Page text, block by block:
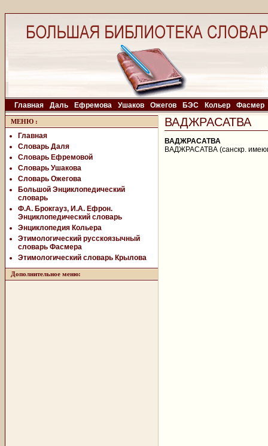
Главная Даль Ефремова Ушаков Ожегов БЭС Кольер Фасмер
МЕНЮ :
Главная
Словарь Даля
Словарь Ефремовой
Словарь Ушакова
Словарь Ожегова
Большой Энциклопедический
словарь
Ф.А. Брокгауз, И.А. Ефрон.
Энциклопедический словарь
Энциклопедия Кольера
Этимологический русскоязычный
словарь Фасмера
Этимологический словарь Крылова
Дополнительное меню:
ВАДЖРАСАТВА
ВАДЖРАСАТВА
ВАДЖРАСАТВА (санскр.